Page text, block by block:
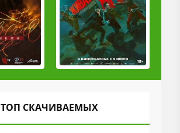
ТОП СКАЧИВАЕМЫХ